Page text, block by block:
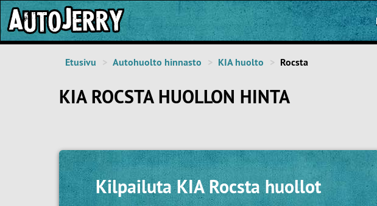
Etusivu Autohuolto hinnasto KIA huolto Rocsta
KIA ROCSTA HUOLLON HINTA
KilpailutaKIA Rocsta huollot